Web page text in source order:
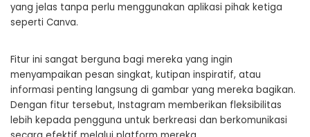
yang jelas tanpa perlu menggunakan aplikasi pihak ketiga
seperti Canva.
Fitur ini sangat berguna bagi mereka yang ingin
menyampaikan pesan singkat, kutipan inspiratif, atau
informasi penting langsung di gambar yang mereka bagikan.
Dengan fitur tersebut, Instagram memberikan fleksibilitas
lebih kepada pengguna untuk berkreasi dan berkomunikasi